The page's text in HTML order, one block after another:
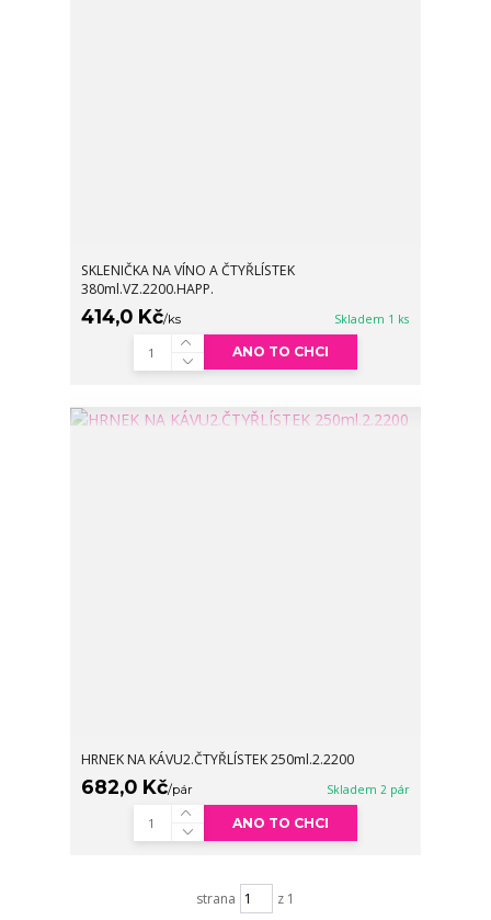
SKLENIČKA NA VÍNO A ČTYŘLÍSTEK
380ml.VZ.2200.HAPP.
414,0 Kč/ks Skladem 1 ks
ANO TO CHCI
HRNEK NA KÁVU2.ČTYŘLÍSTEK 250ml.2.2200
682,0 Kč/pár Skladem 2 pár
ANO TO CHCI
strana z 1